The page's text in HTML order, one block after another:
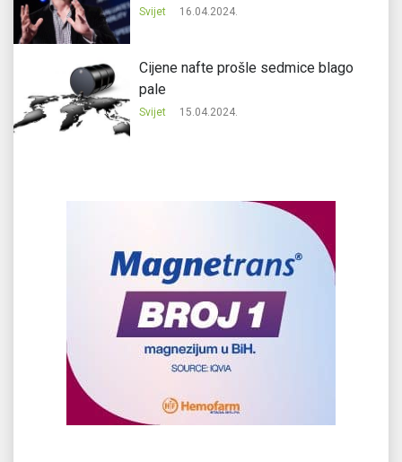
Svijet 16.04.2024.
Cijene nafte prošle sedmice blago
pale
Svijet 15.04.2024.